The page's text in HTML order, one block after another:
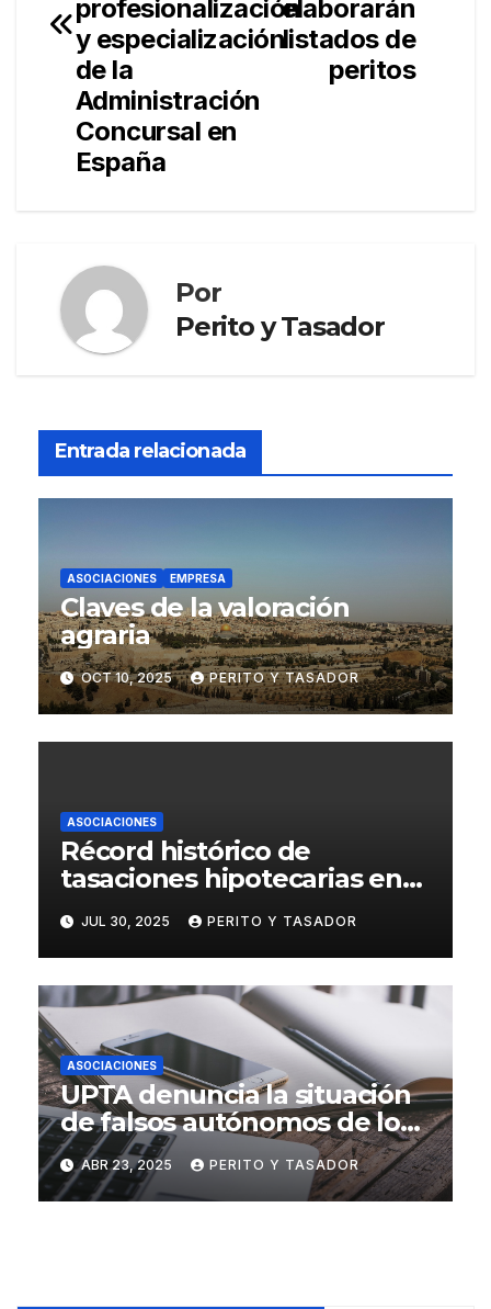
elaborarán
listados de
peritos
profesionalización
y especialización
de la
Administración
Concursal en
España
Por
Perito y Tasador
Entrada relacionada
ASOCIACIONES EMPRESA
Claves de la valoración
agraria
OCT 10, 2025 PERITO Y TASADOR
ASOCIACIONES
Récord histórico de
tasaciones hipotecarias en
JUL 30, 2025 PERITO Y TASADOR
ASOCIACIONES
UPTA denuncia la situación
de falsos autónomos de los
tasadores hipotecarios
ABR 23, 2025 PERITO Y TASADOR